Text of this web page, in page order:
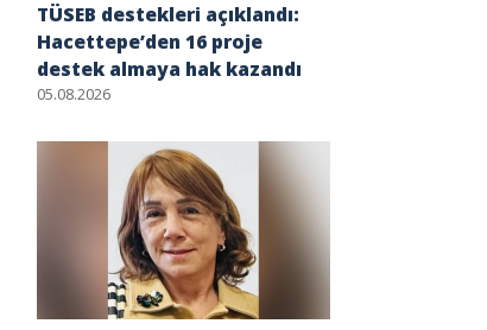
TÜSEB destekleri açıklandı:
Hacettepe’den 16 proje
destek almaya hak kazandı
05.08.2026